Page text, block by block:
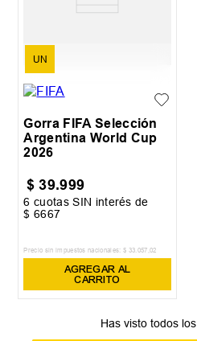
UN
Gorra FIFA Selección
Argentina World Cup
2026
$ 39.999
6 cuotas SIN interés de
$ 6667
Precio sin impuestos nacionales: $ 33.057 ,02
AGREGAR AL
CARRITO
Has visto todos los